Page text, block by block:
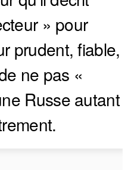
» pour
prudent, fiable,
ne pas «
Russe autant